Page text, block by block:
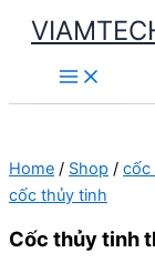
Skip
contentMain
Menu
Home / Shop / cốc
cốc thủy tinh
Cốc thủy tinh